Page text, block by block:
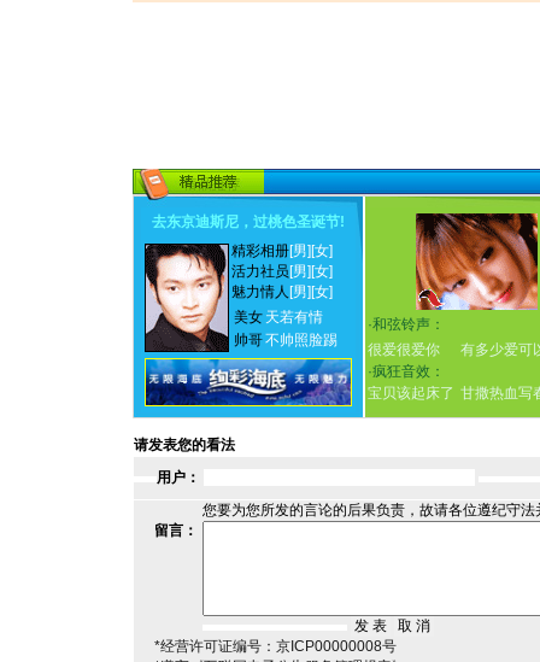
去东京迪斯尼，过桃色圣诞节!
精彩相册[男] [女]
活力社员 [男] [女]
魅力情人 [男] [女]
美女 天若有情
帅哥不帅照脸踢
·和弦铃声：
很爱很爱你
有多少爱可
·疯狂音效：
宝贝该起床了 甘撒热血写
请发表您的看法
用户：
您要为您所发的言论的后果负责，故请各位遵纪守
留言：
*经营许可证编号：京ICP00000008号